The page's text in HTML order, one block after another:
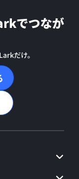
でつなが
だけ。